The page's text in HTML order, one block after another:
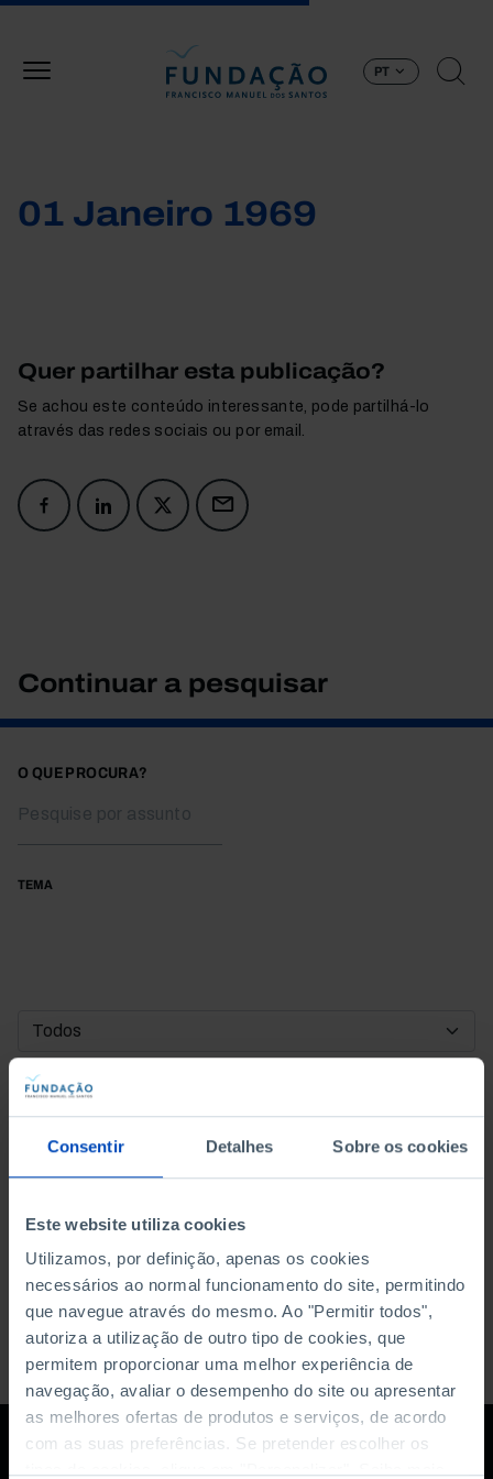
Consentir Detalhes Sobre os cookies
Este website utiliza cookies
Utilizamos, por definição, apenas os cookies
necessários ao normal funcionamento do site, permitindo
que navegue através do mesmo. Ao "Permitir todos",
autoriza a utilização de outro tipo de cookies, que
permitem proporcionar uma melhor experiência de
navegação, avaliar o desempenho do site ou apresentar
as melhores ofertas de produtos e serviços, de acordo
com as suas preferências. Se pretender escolher os
PT
01 Janeiro 1969
Quer partilhar esta publicação?
Se achou este conteúdo interessante, pode partilhá-lo
através das redes sociais ou por email.
Continuar a pesquisar
O QUE PROCURA?
TEMA
DATA DE INÍCIO
DATA DE FIM